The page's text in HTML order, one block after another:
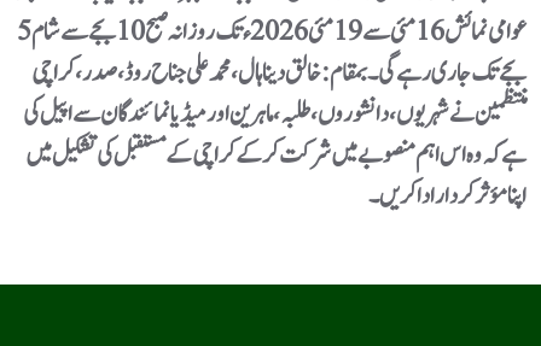
عوامی نمائش 16 مئی سے 19 مئی 2026ء تک روزانہ صبح 10 بجے سے شام 5
بجے تک جاری رہے گی۔بمقام: خالق دینا ہال، محمد علی جناح روڈ، صدر، کراچی
منتظمین نے شہریوں، دانشوروں، طلبہ، ماہرین اور میڈیا نمائندگان سے اپیل کی
ہے کہ وہ اس اہم منصوبے میں شرکت کرکے کراچی کے مستقبل کی تشکیل میں
اپنا مؤثر کردار ادا کریں۔